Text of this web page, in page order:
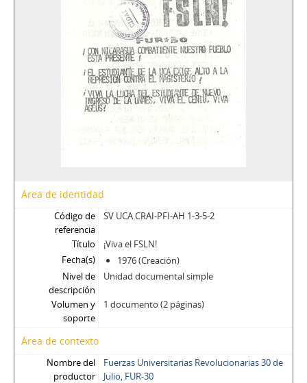
Área de identidad
Código de
referencia
SV UCA.CRAI-PFI-AH 1-3-5-2
Título
¡Viva el FSLN!
Fecha(s)
1976 (Creación)
Nivel de
descripción
Unidad documental simple
Volumen y
soporte
1 documento (2 páginas)
Área de contexto
Nombre del
productor
Fuerzas Universitarias Revolucionarias 30 de
Julio, FUR-30